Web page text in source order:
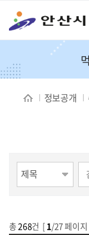
주메뉴
정보공개
총268건 [ 1/27 페이